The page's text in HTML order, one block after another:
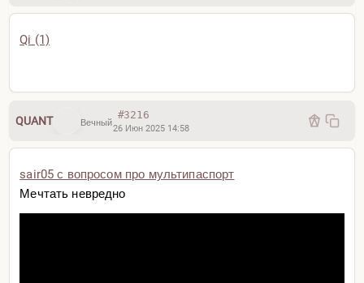
Qi (1)
QUANT Вечный
#3216
26 Июн 2025 14:58
sair05 с вопросом про мультипаспорт
Мечтать невредно